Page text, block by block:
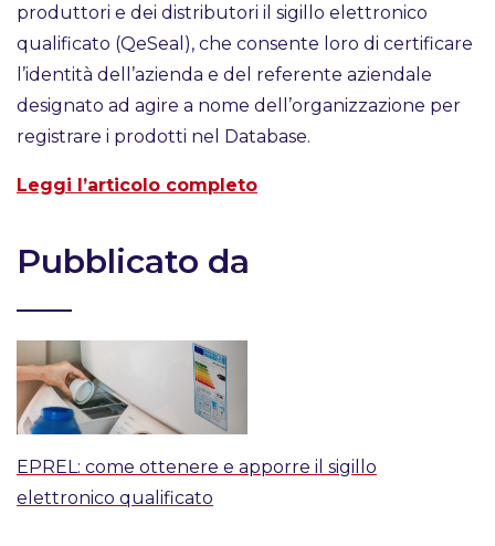
produttori e dei distributori il sigillo elettronico
qualificato (QeSeal), che consente loro di certificare
l’identità dell’azienda e del referente aziendale
designato ad agire a nome dell’organizzazione per
registrare i prodotti nel Database.
Leggi l’articolo completo
Pubblicato da
EPREL: come ottenere e apporre il sigillo
elettronico qualificato